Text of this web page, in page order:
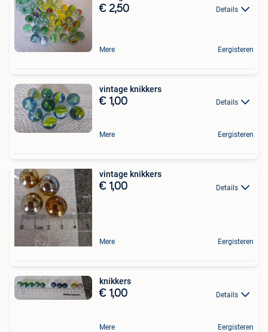
€ 2,50 Details
Mere Eergisteren
vintage knikkers
€ 1,00 Details
Mere Eergisteren
vintage knikkers
€ 1,00 Details
Mere Eergisteren
knikkers
€ 1,00 Details
Mere Eergisteren